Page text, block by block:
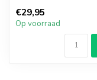
€29,95
Op voorraad